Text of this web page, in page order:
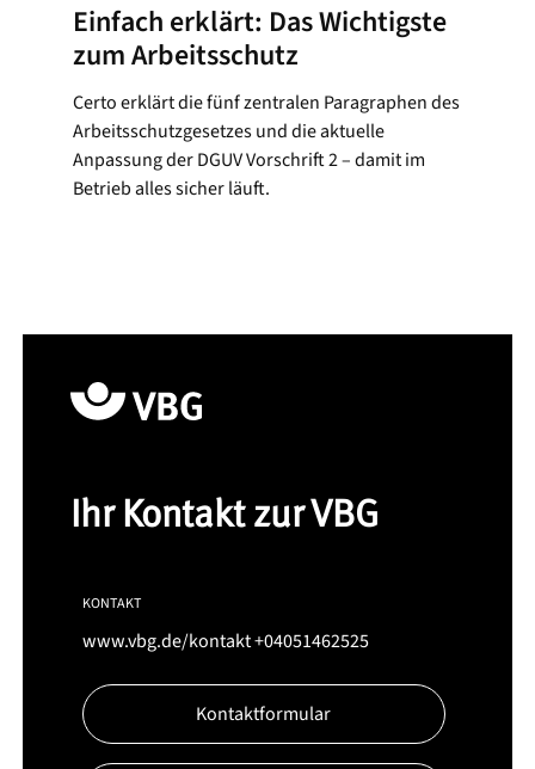
Einfach erklärt: Das Wichtigste
zum Arbeitsschutz
Certo erklärt die fünf zentralen Paragraphen des
Arbeitsschutzgesetzes und die aktuelle
Anpassung der DGUV Vorschrift 2 – damit im
Betrieb alles sicher läuft.
Ihr Kontakt zur VBG
KONTAKT
www.vbg.de/kontakt+04051462525
Kontaktformular